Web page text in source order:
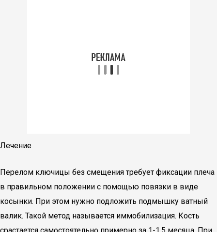
Лечение
Перелом ключицы без смещения требует фиксации плеча
в правильном положении с помощью повязки в виде
косынки. При этом нужно подложить подмышку ватный
валик. Такой метод называется иммобилизация. Кость